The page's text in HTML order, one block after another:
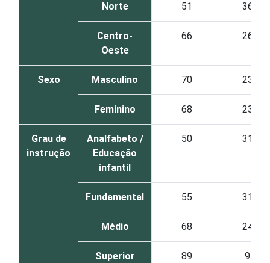
Norte 51 36
Centro-
Oeste
66 26
Sexo Masculino 70 23
Feminino 68 23
Grau de
instrução
Analfabeto /
Educação
infantil
50 31
Fundamental 55 31
Médio 68 24
Superior 89 9